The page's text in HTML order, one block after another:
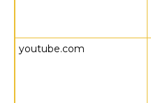
youtube.com